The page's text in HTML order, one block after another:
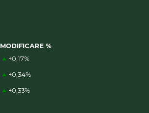
MODIFICARE %
+0,17%
+0,34%
+0,33%